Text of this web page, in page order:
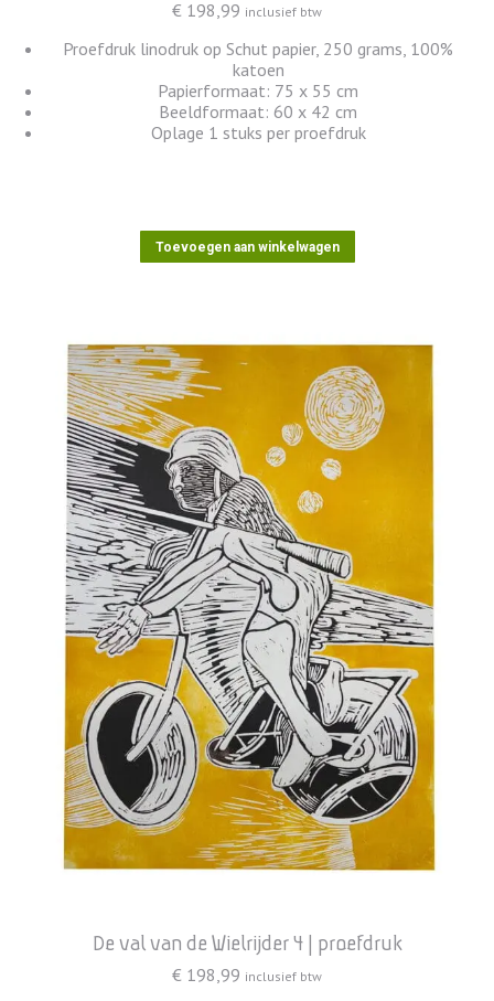
€ 198,99 inclusief btw
Proefdruk linodruk op Schut papier, 250 grams, 100%
katoen
Papierformaat: 75 x 55 cm
Beeldformaat: 60 x 42 cm
Oplage 1 stuks per proefdruk
Toevoegen aan winkelwagen
De val van de Wielrijder 4 | proefdruk
€ 198,99 inclusief btw